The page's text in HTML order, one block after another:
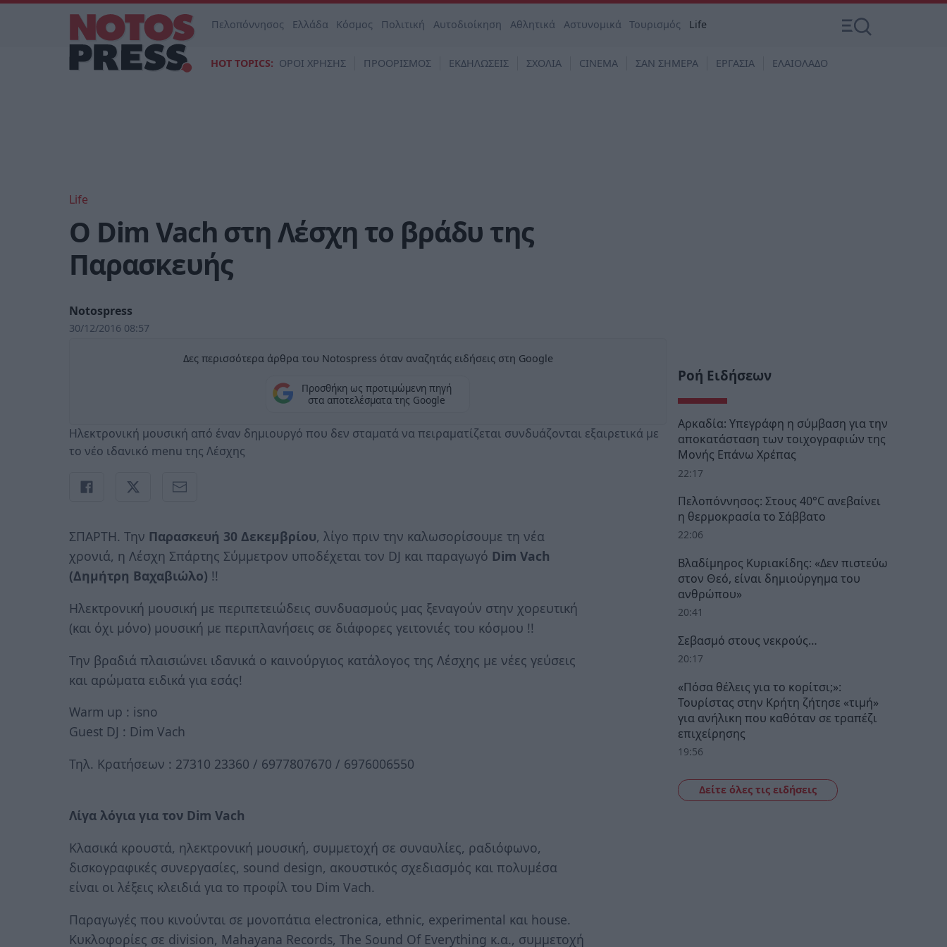
Πελοπόννησος Ελλάδα Κόσμος Πολιτική Αυτοδιοίκηση Αθλητικά Αστυνομικά Τουρισμός Life
HOT TOPICS: ΟΡΟΙ ΧΡΗΣΗΣ ΠΡΟΟΡΙΣΜΟΣ ΕΚΔΗΛΩΣΕΙΣ ΣΧΟΛΙΑ CINEMA ΣΑΝ ΣΗΜΕΡΑ ΕΡΓΑΣΙΑ ΕΛΑΙΟΛΑΔΟ
Life
Ο Dim Vach στη Λέσχη το βράδυ της
Παρασκευής
Notospress
30/12/2016 08:57
Δες περισσότερα άρθρα του Notospress όταν αναζητάς ειδήσεις στη Google
Προσθήκη ως προτιμώμενη πηγή
στα αποτελέσματα της Google
Ηλεκτρονική μουσική από έναν δημιουργό που δεν σταματά να πειραματίζεται συνδυάζονται εξαιρετικά με
το νέο ιδανικό menu της Λέσχης
ΣΠΑΡΤΗ. Την Παρασκευή 30 Δεκεμβρίου, λίγο πριν την καλωσορίσουμε τη νέα
χρονιά, η Λέσχη Σπάρτης Σύμμετρον υποδέχεται τον DJ και παραγωγό Dim Vach
(Δημήτρη Βαχαβιώλο) !!
Ηλεκτρονική μουσική με περιπετειώδεις συνδυασμούς μας ξεναγούν στην χορευτική
(και όχι μόνο) μουσική με περιπλανήσεις σε διάφορες γειτονιές του κόσμου !!
Την βραδιά πλαισιώνει ιδανικά ο καινούργιος κατάλογος της Λέσχης με νέες γεύσεις
και αρώματα ειδικά για εσάς!
Warm up : isno
Guest DJ : Dim Vach
Τηλ. Κρατήσεων : 27310 23360 / 6977807670 / 6976006550
Λίγα λόγια για τον Dim Vach
Κλασικά κρουστά, ηλεκτρονική μουσική, συμμετοχή σε συναυλίες, ραδιόφωνο,
δισκογραφικές συνεργασίες, sound design, ακουστικός σχεδιασμός και πολυμέσα
είναι οι λέξεις κλειδιά για το προφίλ του Dim Vach.
Παραγωγές που κινούνται σε μονοπάτια electronica, ethnic, experimental και house.
Κυκλοφορίες σε division, Mahayana Records, The Sound Of Everything κ.α., συμμετοχή
Ροή Ειδήσεων
Αρκαδία: Υπεγράφη η σύμβαση για την
αποκατάσταση των τοιχογραφιών της
Μονής Επάνω Χρέπας
22:17
Πελοπόννησος: Στους 40°C ανεβαίνει
η θερμοκρασία το Σάββατο
22:06
Βλαδίμηρος Κυριακίδης: «Δεν πιστεύω
στον Θεό, είναι δημιούργημα του
ανθρώπου»
20:41
Σεβασμό στους νεκρούς…
20:17
«Πόσα θέλεις για το κορίτσι;»:
Τουρίστας στην Κρήτη ζήτησε «τιμή»
για ανήλικη που καθόταν σε τραπέζι
επιχείρησης
19:56
Δείτε όλες τις ειδήσεις